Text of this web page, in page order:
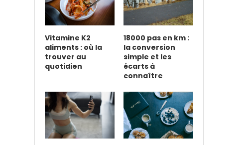
Vitamine K2
aliments : où la
trouver au
quotidien
18000 pas en km :
la conversion
simple et les
écarts à
connaître